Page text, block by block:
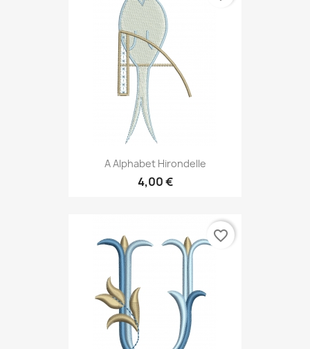
A Alphabet Hirondelle
4,00 €
favorite_border